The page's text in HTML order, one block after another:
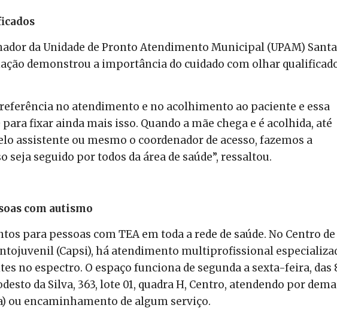
da Unidade de Pronto Atendimento Municipal (UPAM) Santa
demonstrou a importância do cuidado com olhar
no atendimento e no acolhimento ao paciente e essa
fixar ainda mais isso. Quando a mãe chega e é acolhida, até
assistente ou mesmo o coordenador de acesso, fazemos a
seja seguido por todos da área de saúde”, ressaltou.
com autismo
para pessoas com TEA em toda a rede de saúde. No Centro de
(Capsi), há atendimento multiprofissional
no espectro. O espaço funciona de segunda a sexta-feira, das
da Silva, 363, lote 01, quadra H, Centro, atendendo por
ou encaminhamento de algum serviço.